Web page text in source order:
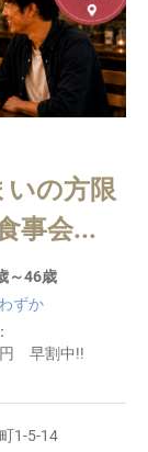
の方限
事会...
～46歳
ずか
円 早割中!!
1-5-14